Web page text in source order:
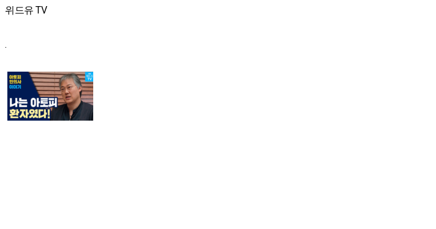
위드유 TV
.